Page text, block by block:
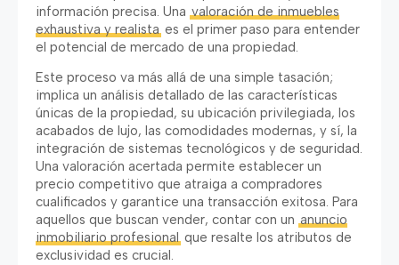
información precisa. Una valoración de inmuebles
exhaustiva y realistaes el primer paso para entender
el potencial de mercado de una propiedad.
Este proceso va más allá de una simple tasación;
implica un análisis detallado de las características
únicas de la propiedad, su ubicación privilegiada, los
acabados de lujo, las comodidades modernas, y sí, la
integración de sistemas tecnológicos y de seguridad.
Una valoración acertada permite establecer un
precio competitivo que atraiga a compradores
cualificados y garantice una transacción exitosa. Para
aquellos que buscan vender, contar con un anuncio
inmobiliario profesionalque resalte los atributos de
exclusividad es crucial.